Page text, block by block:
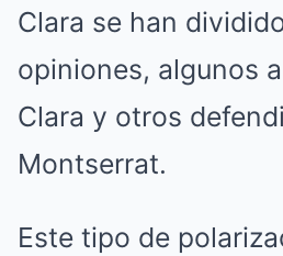
Clara se han
opiniones, algunos
Clara y otros
Montserrat.
Este tipo de